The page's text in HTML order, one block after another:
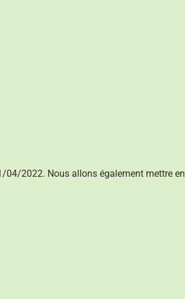
04/2022. Nous allons également mettre en